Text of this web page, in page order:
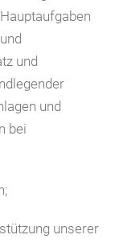
und
und
bei
unserer